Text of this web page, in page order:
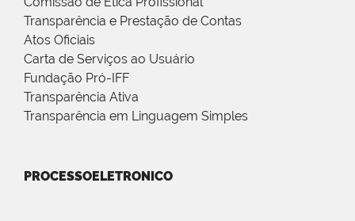
Transparência e Prestação de Contas
Atos Oficiais
Carta de Serviços ao Usuário
Fundação Pró-IFF
Transparência Ativa
Transparência em Linguagem Simples
PROCESSOELETRONICO